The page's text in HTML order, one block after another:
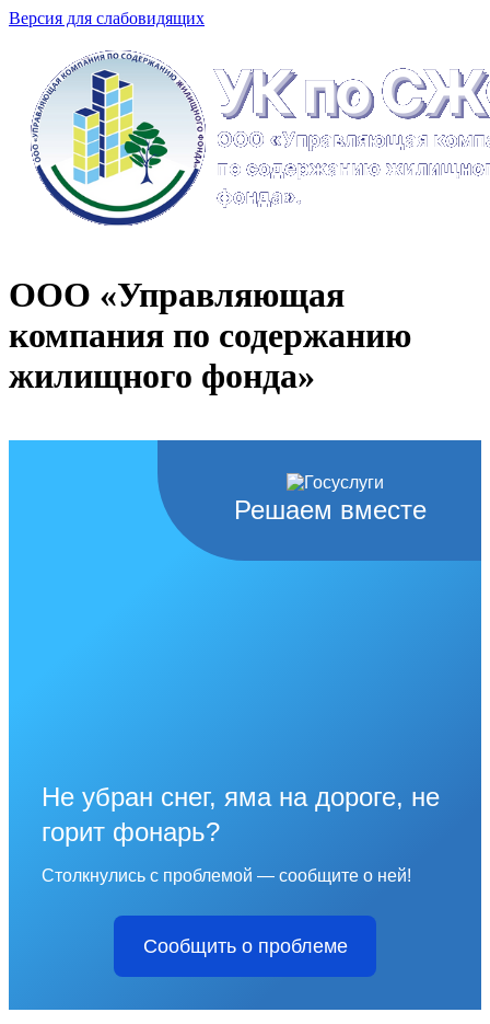
Версия для слабовидящих
ООО «Управляющая
компания по содержанию
жилищного фонда»
Решаем вместе
Не убран снег, яма на дороге, не
горит фонарь?
Столкнулись с проблемой — сообщите о ней!
Сообщить о проблеме